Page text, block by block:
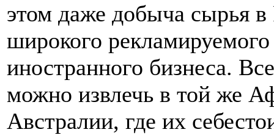
этом даже добыча сырья в
широкого
иностранного бизнеса.
можно извлечь в той же
Австралии, где их